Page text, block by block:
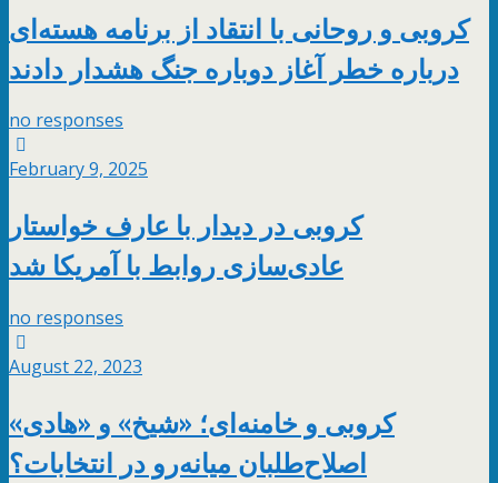
کروبی و روحانی با انتقاد از برنامه هسته‌ای
درباره خطر آغاز دوباره جنگ هشدار دادند
no responses
February 9, 2025
کروبی در دیدار با عارف خواستار
عادی‌سازی روابط با آمریکا شد
no responses
August 22, 2023
کروبی و خامنه‌ای؛ «شیخ» و «هادی»
اصلاح‌طلبان میانه‌رو در انتخابات؟